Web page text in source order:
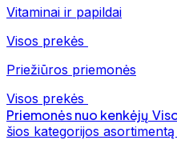
Vitaminai ir papildai
Visos prekės
Priežiūros priemonės
Visos prekės
Priemonės nuo kenkėjų
šios kategorijos